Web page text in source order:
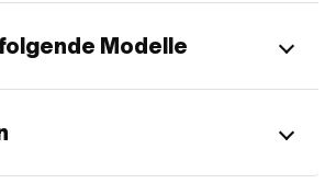
Modelle